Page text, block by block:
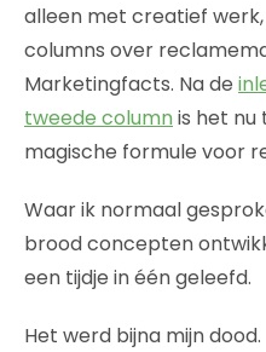
alleen met creatief
columns over
Marketingfacts. Na de
tweede column is het nu
magische formule voor
Waar ik normaal
brood concepten
een tijdje in één geleefd.
Het werd bijna mijn dood.